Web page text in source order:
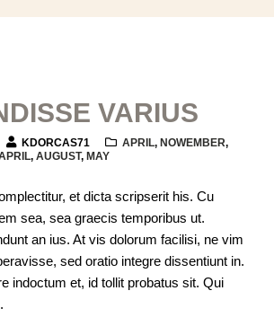
VARIUS
KDORCAS71 APRIL, NOWEMBER,
, AUGUST, MAY
et dicta scripserit his. Cu
sea, sea graecis temporibus ut.
an ius. At vis dolorum facilisi, ne vim
sed oratio integre dissentiunt in.
indoctum et, id tollit probatus sit. Qui